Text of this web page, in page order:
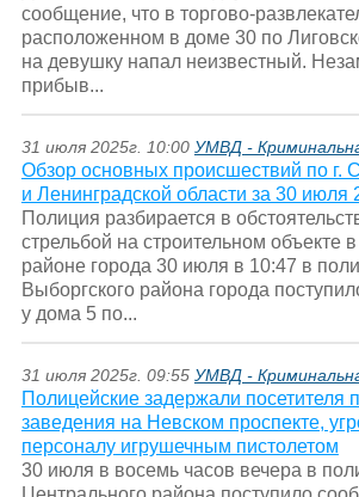
сообщение, что в торгово-
расположенном в доме 30 по
на девушку напал неизвестный.
прибыв...
31 июля 2025г. 10:00 УМВД -
Обзор основных происшествий по г.
и Ленинградской области за 30 июля
Полиция разбирается в
стрельбой на строительном объекте
районе города 30 июля в 10:47 в
Выборгского района города
у дома 5 по...
31 июля 2025г. 09:55 УМВД -
Полицейские задержали посетителя
заведения на Невском проспекте,
персоналу игрушечным пистолетом
30 июля в восемь часов вечера в